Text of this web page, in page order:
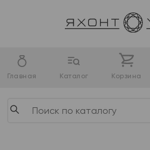
Главная Каталог Корзина